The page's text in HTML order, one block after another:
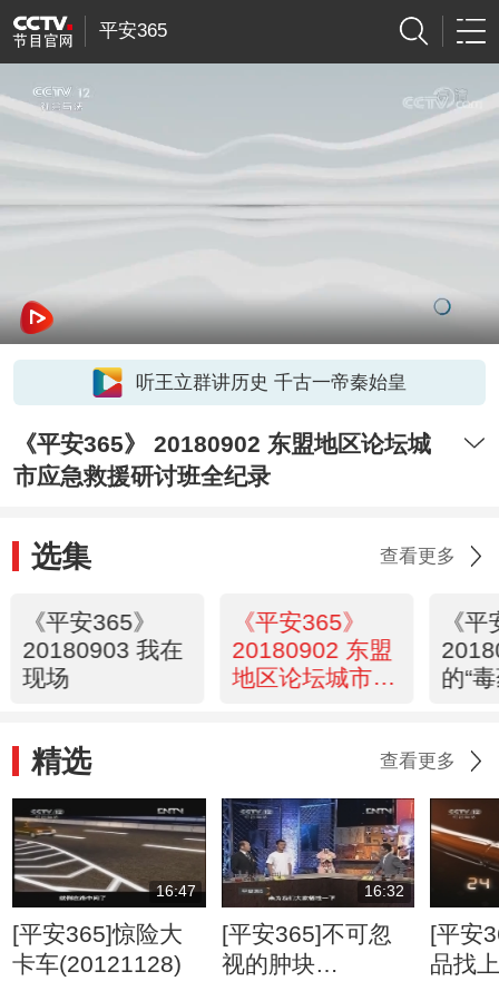
平安365
听王立群讲历史 千古一帝秦始皇
《平安365》 20180902 东盟地区论坛城
市应急救援研讨班全纪录
选集 查看更多
《平安365》
20180903 我在
现场
《平安365》
20180902 东盟
地区论坛城市应
《
的“
精选 查看更多
16:47
[平安365]惊险大
卡车(20121128)
16:32
[平安365]不可忽
视的肿块
[平安
品找